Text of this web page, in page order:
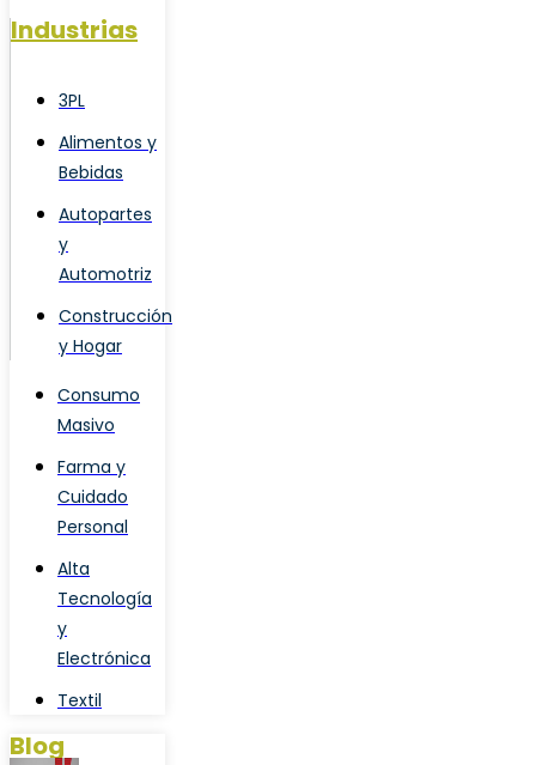
Industrias
3PL
Alimentos y
Bebidas
Autopartes
y
Automotriz
Construcción
y Hogar
Consumo
Masivo
Farma y
Cuidado
Personal
Alta
Tecnología
y
Electrónica
Textil
Blog